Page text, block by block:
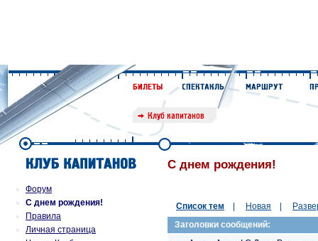
Форум
С днем рождения!
Правила
Личная страница
С днем рождения!
Список тем Новая
Заголовки сообщений: